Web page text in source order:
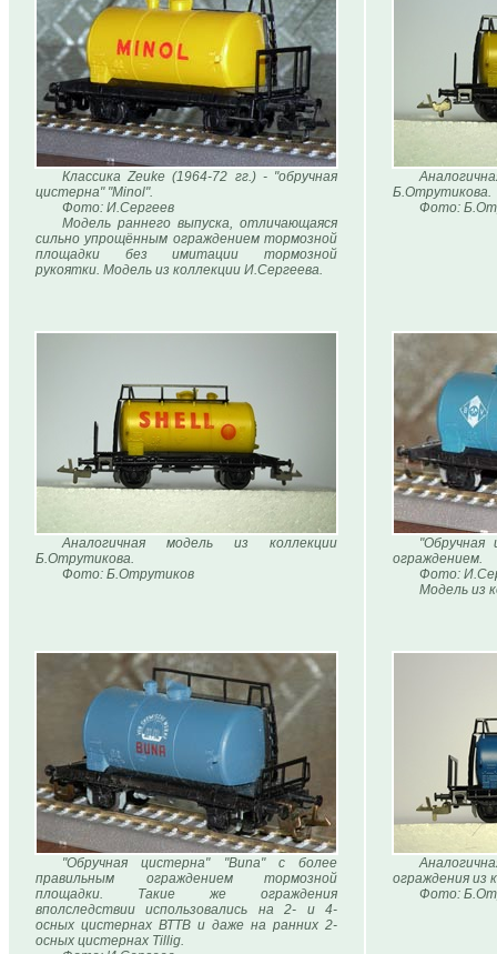
Классика Zeuke (1964-72 гг.) - "обручная
цистерна" "Minol".
Фото: И.Сергеев
Модель раннего выпуска, отличающаяся
сильно упрощённым ограждением тормозной
площадки без имитации тормозной
рукоятки. Модель из коллекции И.Сергеева.
Б.Отрутикова.
Фото:
Аналогичная модель из коллекции
Б.Отрутикова.
Фото: Б.Отрутиков
ограждением.
Фото:
Модель из
"Обручная цистерна" "Buna" с более
правильным ограждением тормозной
площадки. Такие же ограждения
вполследствии использовались на 2- и 4-
осных цистернах ВТТВ и даже на ранних 2-
осных цистернах Tillig.
ограждения из
Фото: